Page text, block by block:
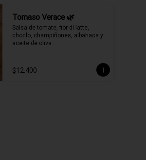
Tomaso Verace 🌿
Salsa de tomate, fior di latte,
choclo, champiñones, albahaca y
aceite de oliva.
$12.400